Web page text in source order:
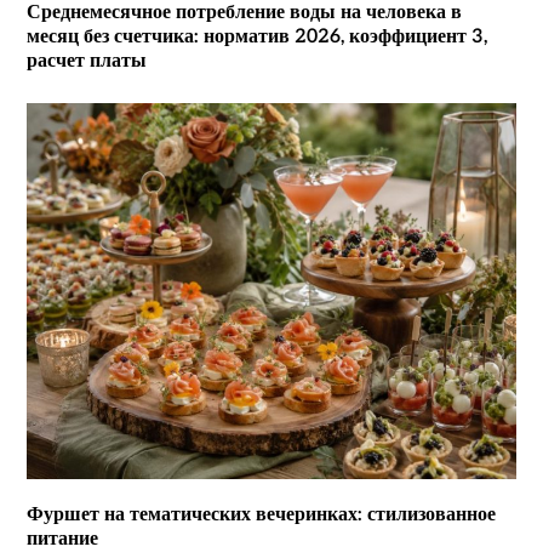
Среднемесячное потребление воды на человека в
месяц без счетчика: норматив 2026, коэффициент 3,
расчет платы
Фуршет на тематических вечеринках: стилизованное
питание